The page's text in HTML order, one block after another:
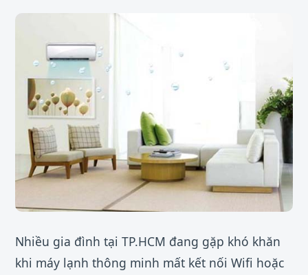
Nhiều gia đình tại TP.HCM đang gặp khó khăn
khi máy lạnh thông minh mất kết nối Wifi hoặc